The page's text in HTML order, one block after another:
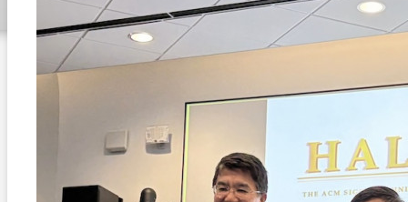
IMG_4751 copy.jpeg